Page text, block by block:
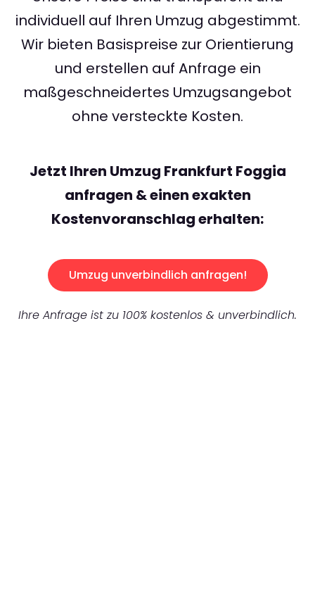
individuell auf Ihren Umzug abgestimmt.
Wir bieten Basispreise zur Orientierung
und erstellen auf Anfrage ein
maßgeschneidertes Umzugsangebot
ohne versteckte Kosten.
Jetzt Ihren Umzug Frankfurt Foggia
anfragen & einen exakten
Kostenvoranschlag erhalten:
Umzug unverbindlich anfragen!
Ihre Anfrage ist zu 100% kostenlos & unverbindlich.